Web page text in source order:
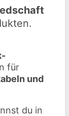
für
und
du in